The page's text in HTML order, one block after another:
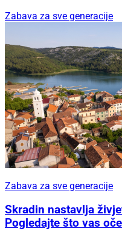
Zabava za sve generacije
Zabava za sve generacije
Skradin nastavlja
Pogledajte što vas